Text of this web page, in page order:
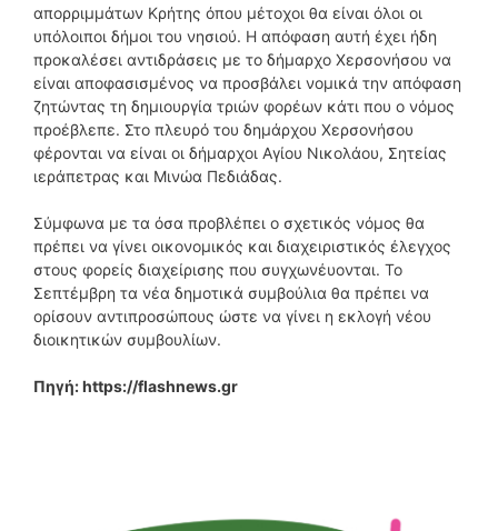
απορριμμάτων Κρήτης όπου μέτοχοι θα είναι όλοι οι
υπόλοιποι δήμοι του νησιού. Η απόφαση αυτή έχει ήδη
προκαλέσει αντιδράσεις με το δήμαρχο Χερσονήσου να
είναι αποφασισμένος να προσβάλει νομικά την απόφαση
ζητώντας τη δημιουργία τριών φορέων κάτι που ο νόμος
προέβλεπε. Στο πλευρό του δημάρχου Χερσονήσου
φέρονται να είναι οι δήμαρχοι Αγίου Νικολάου, Σητείας
ιεράπετρας και Μινώα Πεδιάδας.
Σύμφωνα με τα όσα προβλέπει ο σχετικός νόμος θα
πρέπει να γίνει οικονομικός και διαχειριστικός έλεγχος
στους φορείς διαχείρισης που συγχωνέυονται. Το
Σεπτέμβρη τα νέα δημοτικά συμβούλια θα πρέπει να
ορίσουν αντιπροσώπους ώστε να γίνει η εκλογή νέου
διοικητικών συμβουλίων.
Πηγή: https://flashnews.gr